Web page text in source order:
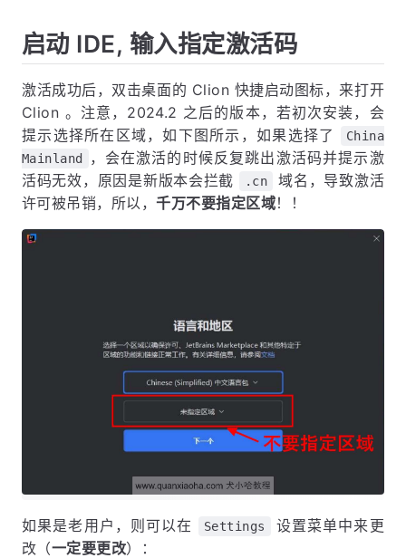
启动 IDE, 输入指定激活码
激活成功后，双击桌面的 Clion 快捷启动图标，来打开
Clion 。注意，2024.2 之后的版本，若初次安装，会
提示选择所在区域，如下图所示，如果选择了
China
Mainland
，会在激活的时候反复跳出激活码并提示激
活码无效，原因是新版本会拦截
.cn
域名，导致激活
许可被吊销，所以，千万不要指定区域！！
如果是老用户，则可以在 Settings
设置菜单中来更
改（一定要更改）：